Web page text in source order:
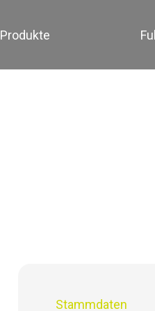
Produkte
Stammdaten